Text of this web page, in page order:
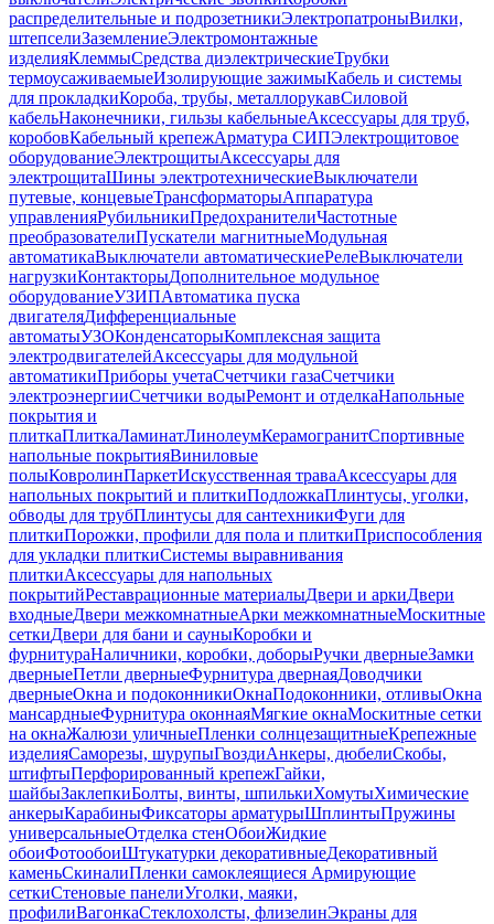
распределительные и подрозетникиЭлектропатроныВилки,
штепселиЗаземлениеЭлектромонтажные
изделияКлеммыСредства диэлектрическиеТрубки
термоусаживаемыеИзолирующие зажимыКабель и системы
для прокладкиКороба, трубы, металлорукавСиловой
кабельНаконечники, гильзы кабельныеАксессуары для труб,
коробовКабельный крепежАрматура СИПЭлектрощитовое
оборудованиеЭлектрощитыАксессуары для
электрощитаШины электротехническиеВыключатели
путевые, концевыеТрансформаторыАппаратура
управленияРубильникиПредохранителиЧастотные
преобразователиПускатели магнитныеМодульная
автоматикаВыключатели автоматическиеРелеВыключатели
нагрузкиКонтакторыДополнительное модульное
оборудованиеУЗИПАвтоматика пуска
двигателяДифференциальные
автоматыУЗОКонденсаторыКомплексная защита
электродвигателейАксессуары для модульной
автоматикиПриборы учетаСчетчики газаСчетчики
электроэнергииСчетчики водыРемонт и отделкаНапольные
покрытия и
плиткаПлиткаЛаминатЛинолеумКерамогранитСпортивные
напольные покрытияВиниловые
полыКовролинПаркетИскусственная траваАксессуары для
напольных покрытий и плиткиПодложкаПлинтусы, уголки,
обводы для трубПлинтусы для сантехникиФуги для
плиткиПорожки, профили для пола и плиткиПриспособления
для укладки плиткиСистемы выравнивания
плиткиАксессуары для напольных
покрытийРеставрационные материалыДвери и аркиДвери
входныеДвери межкомнатныеАрки межкомнатныеМоскитные
сеткиДвери для бани и сауныКоробки и
фурнитураНаличники, коробки, доборыРучки дверныеЗамки
дверныеПетли дверныеФурнитура двернаяДоводчики
дверныеОкна и подоконникиОкнаПодоконники, отливыОкна
мансардныеФурнитура оконнаяМягкие окнаМоскитные сетки
на окнаЖалюзи уличныеПленки солнцезащитныеКрепежные
изделияСаморезы, шурупыГвоздиАнкеры, дюбелиСкобы,
штифтыПерфорированный крепежГайки,
шайбыЗаклепкиБолты, винты, шпилькиХомутыХимические
анкерыКарабиныФиксаторы арматурыШплинтыПружины
универсальныеОтделка стенОбоиЖидкие
обоиФотообоиШтукатурки декоративныеДекоративный
каменьСкиналиПленки самоклеящиеся Армирующие
сеткиСтеновые панелиУголки, маяки,
профилиВагонкаСтеклохолсты, флизелинЭкраны для